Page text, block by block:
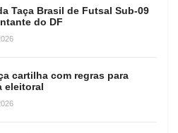
Taça Brasil de Futsal Sub-09
do DF
cartilha com regras para
eleitoral